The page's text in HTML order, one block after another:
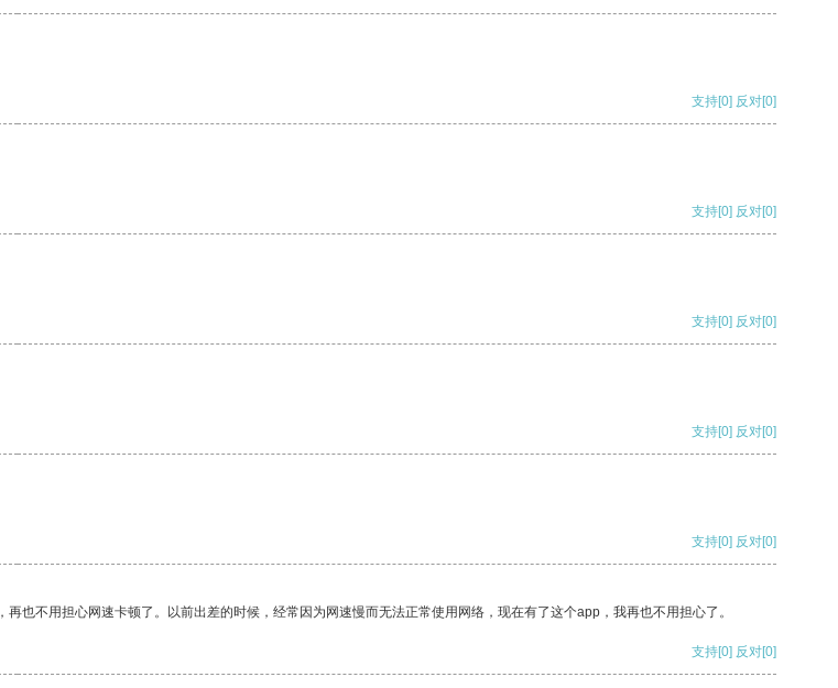
支持[0] 反对[0]
支持[0] 反对[0]
支持[0] 反对[0]
支持[0] 反对[0]
支持[0] 反对[0]
也不用担心网速卡顿了。以前出差的时候，经常因为网速慢而无法正常使用网络，现在有了这个app，我再也不用担心了。
支持[0] 反对[0]